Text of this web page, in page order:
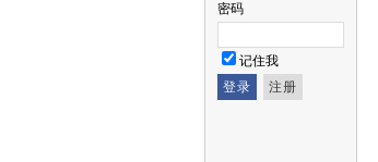
密码
记住我